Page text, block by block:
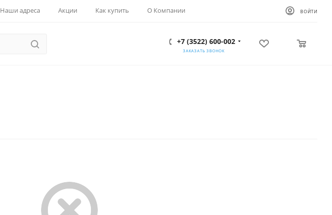
Наши адреса Акции Как купить О Компании ВОЙТИ
+7 (3522) 600-002
ЗАКАЗАТЬ ЗВОНОК